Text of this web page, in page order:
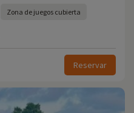
Zona de juegos cubierta
Reservar